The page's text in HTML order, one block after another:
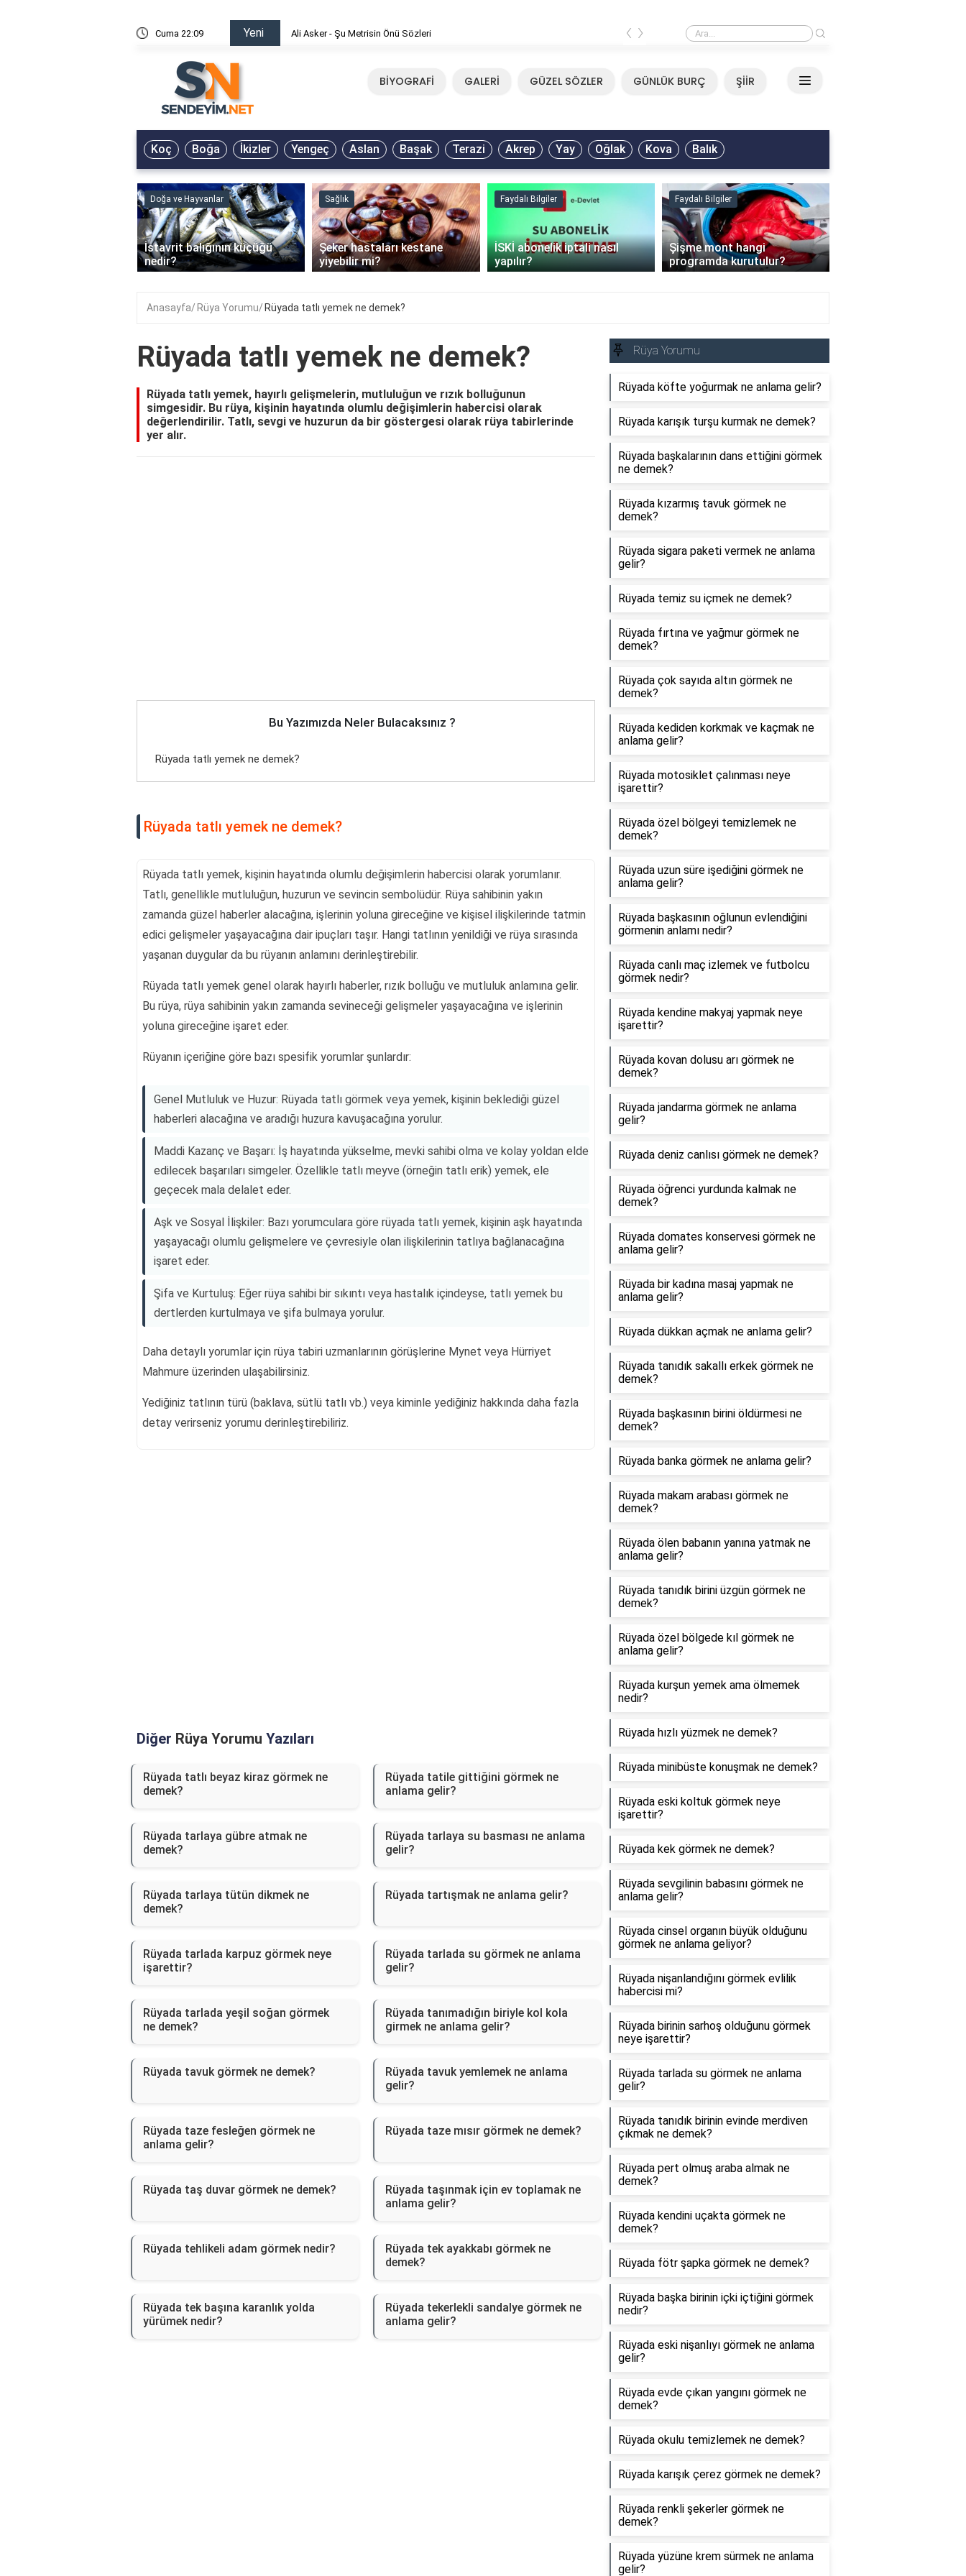
Cuma 22:09 Yeni Ali Asker - Şu Metrisin Önü Sözleri Mirkelam - Tavla Sözleri
‹ ›
BİYOGRAFİ GALERİ GÜZEL SÖZLER GÜNLÜK BURÇ ŞİİR
Koç Boğa İkizler Yengeç Aslan Başak Terazi Akrep Yay Oğlak Kova Balık
Doğa ve Hayvanlar
İstavrit balığının küçüğü
nedir?
Sağlık
Şeker hastaları kestane
yiyebilir mi?
Faydalı Bilgiler
İSKİ abonelik iptali nasıl
yapılır?
Faydalı Bilgiler
Şişme mont hangi
programda kurutulur?
‹ ›
Anasayfa Rüya Yorumu Rüyada tatlı yemek ne demek?
Rüyada tatlı yemek ne demek?
Rüyada tatlı yemek, hayırlı gelişmelerin, mutluluğun ve rızık bolluğunun
simgesidir. Bu rüya, kişinin hayatında olumlu değişimlerin habercisi olarak
değerlendirilir. Tatlı, sevgi ve huzurun da bir göstergesi olarak rüya tabirlerinde
yer alır.
Bu Yazımızda Neler Bulacaksınız ?
Rüyada tatlı yemek ne demek?
Rüyada tatlı yemek ne demek?
Rüyada tatlı yemek, kişinin hayatında olumlu değişimlerin habercisi olarak yorumlanır.
Tatlı, genellikle mutluluğun, huzurun ve sevincin sembolüdür. Rüya sahibinin yakın
zamanda güzel haberler alacağına, işlerinin yoluna gireceğine ve kişisel ilişkilerinde tatmin
edici gelişmeler yaşayacağına dair ipuçları taşır. Hangi tatlının yenildiği ve rüya sırasında
yaşanan duygular da bu rüyanın anlamını derinleştirebilir.
Rüyada tatlı yemek genel olarak hayırlı haberler, rızık bolluğu ve mutluluk anlamına gelir.
Bu rüya, rüya sahibinin yakın zamanda sevineceği gelişmeler yaşayacağına ve işlerinin
yoluna gireceğine işaret eder.
Rüyanın içeriğine göre bazı spesifik yorumlar şunlardır:
Genel Mutluluk ve Huzur: Rüyada tatlı görmek veya yemek, kişinin beklediği güzel
haberleri alacağına ve aradığı huzura kavuşacağına yorulur.
Maddi Kazanç ve Başarı: İş hayatında yükselme, mevki sahibi olma ve kolay yoldan elde
edilecek başarıları simgeler. Özellikle tatlı meyve (örneğin tatlı erik) yemek, ele
geçecek mala delalet eder.
Aşk ve Sosyal İlişkiler: Bazı yorumculara göre rüyada tatlı yemek, kişinin aşk hayatında
yaşayacağı olumlu gelişmelere ve çevresiyle olan ilişkilerinin tatlıya bağlanacağına
işaret eder.
Şifa ve Kurtuluş: Eğer rüya sahibi bir sıkıntı veya hastalık içindeyse, tatlı yemek bu
dertlerden kurtulmaya ve şifa bulmaya yorulur.
Daha detaylı yorumlar için rüya tabiri uzmanlarının görüşlerine Mynet veya Hürriyet
Mahmure üzerinden ulaşabilirsiniz.
Yediğiniz tatlının türü (baklava, sütlü tatlı vb.) veya kiminle yediğiniz hakkında daha fazla
detay verirseniz yorumu derinleştirebiliriz.
Diğer Rüya Yorumu Yazıları
Rüyada tatlı beyaz kiraz görmek ne
demek?
Rüyada tatile gittiğini görmek ne
anlama gelir?
Rüyada tarlaya gübre atmak ne
demek?
Rüyada tarlaya su basması ne anlama
gelir?
Rüyada tarlaya tütün dikmek ne
demek?
Rüyada tartışmak ne anlama gelir?
Rüyada tarlada karpuz görmek neye
işarettir?
Rüyada tarlada su görmek ne anlama
gelir?
Rüyada tarlada yeşil soğan görmek
ne demek?
Rüyada tanımadığın biriyle kol kola
girmek ne anlama gelir?
Rüyada tavuk görmek ne demek?
Rüyada tavuk yemlemek ne anlama
gelir?
Rüyada taze fesleğen görmek ne
anlama gelir?
Rüyada taze mısır görmek ne demek?
Rüyada taş duvar görmek ne demek?
Rüyada taşınmak için ev toplamak ne
anlama gelir?
Rüyada tehlikeli adam görmek nedir?
Rüyada tek ayakkabı görmek ne
demek?
Rüyada tek başına karanlık yolda
yürümek nedir?
Rüyada tekerlekli sandalye görmek ne
anlama gelir?
Rüya Yorumu
Rüyada köfte yoğurmak ne anlama gelir?
Rüyada karışık turşu kurmak ne demek?
Rüyada başkalarının dans ettiğini görmek
ne demek?
Rüyada kızarmış tavuk görmek ne
demek?
Rüyada sigara paketi vermek ne anlama
gelir?
Rüyada temiz su içmek ne demek?
Rüyada fırtına ve yağmur görmek ne
demek?
Rüyada çok sayıda altın görmek ne
demek?
Rüyada kediden korkmak ve kaçmak ne
anlama gelir?
Rüyada motosiklet çalınması neye
işarettir?
Rüyada özel bölgeyi temizlemek ne
demek?
Rüyada uzun süre işediğini görmek ne
anlama gelir?
Rüyada başkasının oğlunun evlendiğini
görmenin anlamı nedir?
Rüyada canlı maç izlemek ve futbolcu
görmek nedir?
Rüyada kendine makyaj yapmak neye
işarettir?
Rüyada kovan dolusu arı görmek ne
demek?
Rüyada jandarma görmek ne anlama
gelir?
Rüyada deniz canlısı görmek ne demek?
Rüyada öğrenci yurdunda kalmak ne
demek?
Rüyada domates konservesi görmek ne
anlama gelir?
Rüyada bir kadına masaj yapmak ne
anlama gelir?
Rüyada dükkan açmak ne anlama gelir?
Rüyada tanıdık sakallı erkek görmek ne
demek?
Rüyada başkasının birini öldürmesi ne
demek?
Rüyada banka görmek ne anlama gelir?
Rüyada makam arabası görmek ne
demek?
Rüyada ölen babanın yanına yatmak ne
anlama gelir?
Rüyada tanıdık birini üzgün görmek ne
demek?
Rüyada özel bölgede kıl görmek ne
anlama gelir?
Rüyada kurşun yemek ama ölmemek
nedir?
Rüyada hızlı yüzmek ne demek?
Rüyada minibüste konuşmak ne demek?
Rüyada eski koltuk görmek neye
işarettir?
Rüyada kek görmek ne demek?
Rüyada sevgilinin babasını görmek ne
anlama gelir?
Rüyada cinsel organın büyük olduğunu
görmek ne anlama geliyor?
Rüyada nişanlandığını görmek evlilik
habercisi mi?
Rüyada birinin sarhoş olduğunu görmek
neye işarettir?
Rüyada tarlada su görmek ne anlama
gelir?
Rüyada tanıdık birinin evinde merdiven
çıkmak ne demek?
Rüyada pert olmuş araba almak ne
demek?
Rüyada kendini uçakta görmek ne
demek?
Rüyada fötr şapka görmek ne demek?
Rüyada başka birinin içki içtiğini görmek
nedir?
Rüyada eski nişanlıyı görmek ne anlama
gelir?
Rüyada evde çıkan yangını görmek ne
demek?
Rüyada okulu temizlemek ne demek?
Rüyada karışık çerez görmek ne demek?
Rüyada renkli şekerler görmek ne
demek?
Rüyada yüzüne krem sürmek ne anlama
gelir?